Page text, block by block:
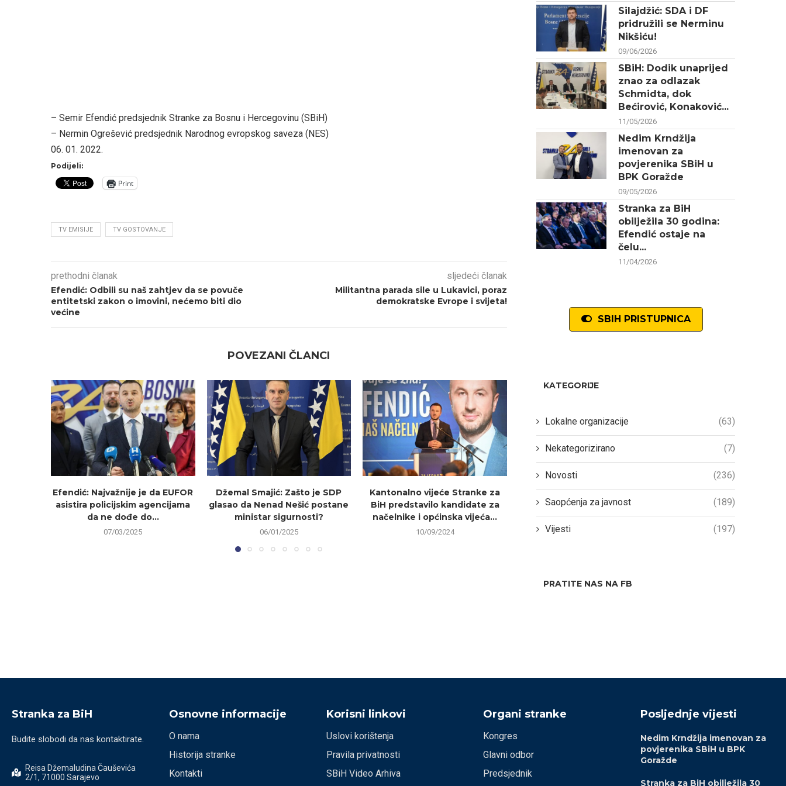
– Semir Efendić predsjednik Stranke za Bosnu i Hercegovinu (SBiH)
– Nermin Ogrešević predsjednik Narodnog evropskog saveza (NES)
06. 01. 2022.
Podijeli:
Print
TV EMISIJE TV GOSTOVANJE
prethodni članak
Efendić: Odbili su naš zahtjev da se povuče
entitetski zakon o imovini, nećemo biti dio
većine
sljedeći članak
Militantna parada sile u Lukavici, poraz
demokratske Evrope i svijeta!
POVEZANI ČLANCI
Efendić: Najvažnije je da EUFOR
asistira policijskim agencijama
da ne dođe do...
07/03/2025
Džemal Smajić: Zašto je SDP
glasao da Nenad Nešić postane
ministar sigurnosti?
06/01/2025
Kantonalno vijeće Stranke za
BiH predstavilo kandidate za
načelnike i općinska vijeća...
10/09/2024
Peštek: Poduzeti sve korake i
osigurati sigurnost kupača na
uređenim kupalištima
Bečarević: Neće moći
Čoviću!
Silajdžić: SDA i DF
pridružili se Nerminu
Nikšiću!
09/06/2026
SBiH: Dodik unaprijed
znao za odlazak
Schmidta, dok
Bećirović, Konaković...
11/05/2026
Nedim Krndžija
imenovan za
povjerenika SBiH u
BPK Goražde
09/05/2026
Stranka za BiH
obilježila 30 godina:
Efendić ostaje na
čelu...
11/04/2026
SBIH PRISTUPNICA
KATEGORIJE
Lokalne organizacije (63)
Nekategorizirano (7)
Novosti (236)
Saopćenja za javnost (189)
Vijesti (197)
PRATITE NAS NA FB
Stranka za BiH
Budite slobodi da nas kontaktirate.
Reisa Džemaludina Čauševića
2/1, 71000 Sarajevo
Osnovne informacije
O nama
Historija stranke
Kontakti
Korisni linkovi
Uslovi korištenja
Pravila privatnosti
SBiH Video Arhiva
Organi stranke
Kongres
Glavni odbor
Predsjednik
Posljednje vijesti
Nedim Krndžija imenovan za
povjerenika SBiH u BPK
Goražde
Stranka za BiH obilježila 30